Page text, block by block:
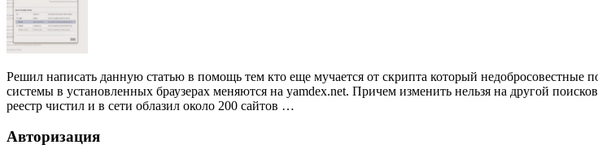
Решил написать данную статью в помощь тем кто еще мучается от скрипта который недобросовестные
системы в установленных браузерах меняются на yamdex.net. Причем изменить нельзя на другой
реестр чистил и в сети облазил около 200 сайтов …
Авторизация